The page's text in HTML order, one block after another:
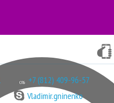
+7 (812) 409-96-57
Vladimir.gninenko